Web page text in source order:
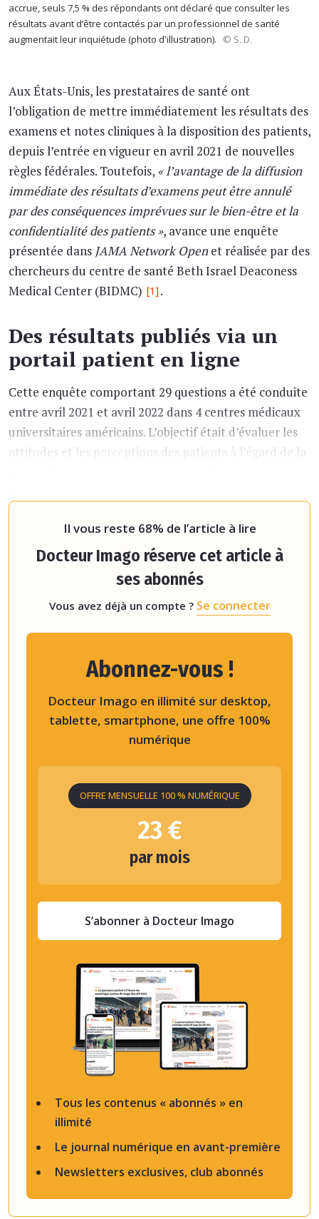
accrue, seuls 7,5 % des répondants ont déclaré que consulter les
résultats avant d’être contactés par un professionnel de santé
augmentait leur inquiétude (photo d'illustration).
© S. D.
Aux États-Unis, les prestataires de santé ont
l’obligation de mettre immédiatement les résultats des
examens et notes cliniques à la disposition des patients,
depuis l’entrée en vigueur en avril 2021 de nouvelles
règles fédérales. Toutefois, « l’avantage de la diffusion
immédiate des résultats d’examens peut être annulé
par des conséquences imprévues sur le bien-être et la
confidentialité des patients », avance une enquête
présentée dans JAMA Network Openet réalisée par des
chercheurs du centre de santé Beth Israel Deaconess
Medical Center (BIDMC) [1].
Des résultats publiés via un
portail patient en ligne
Cette enquête comportant 29 questions a été conduite
entre avril 2021 et avril 2022 dans 4 centres médicaux
universitaires américains. L’objectif était d’évaluer les
attitudes et les perceptions des patients à l’égard de la
Il vous reste 68% de l’article à lire
Docteur Imago réserve cet article à
ses abonnés
Vous avez déjà un compte ? Se connecter
Tous les contenus « abonnés » en
illimité
Le journal numérique en avant-première
Newsletters exclusives, club abonnés
Abonnez-vous !
Docteur Imago en illimité sur desktop,
tablette, smartphone, une offre 100%
numérique
OFFRE MENSUELLE 100 % NUMÉRIQUE
23 €
par mois
S’abonner à Docteur Imago